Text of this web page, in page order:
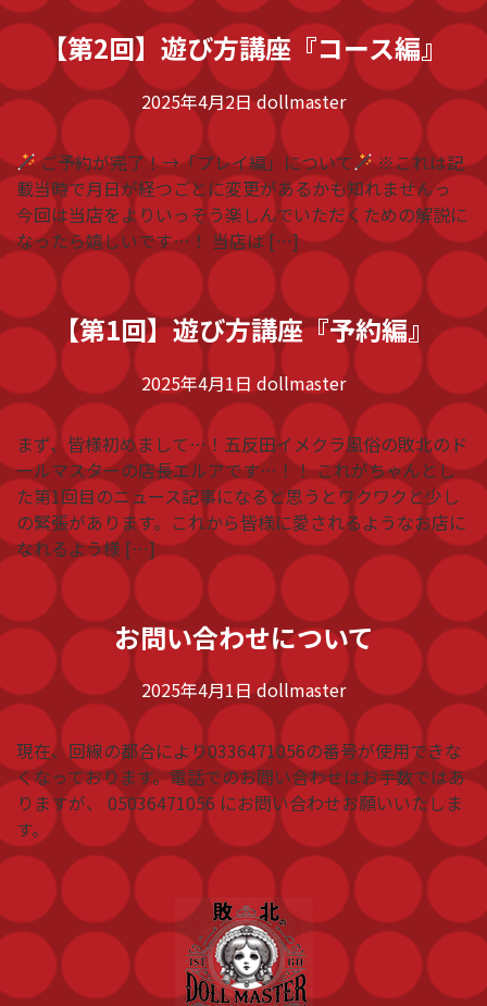
【第2回】遊び方講座『コース編』
2025年4月2日dollmaster
ご予約が完了！→「プレイ編」について
※これは記
載当時で月日が経つごとに変更があるかも知れませんっ
今回は当店をよりいっそう楽しんでいただくための解説に
なったら嬉しいです…！ 当店は […]
【第1回】遊び方講座『予約編』
2025年4月1日 dollmaster
まず、皆様初めまして…！五反田イメクラ風俗の敗北のド
ールマスターの店長エルアです…！！ これがちゃんとし
た第1回目のニュース記事になると思うとワクワクと少し
の緊張があります。これから皆様に愛されるようなお店に
なれるよう様 […]
お問い合わせについて
2025年4月1日dollmaster
現在、回線の都合により0336471056の番号が使用できな
くなっております。電話でのお問い合わせはお手数ではあ
りますが、 05036471056 にお問い合わせお願いいたしま
す。